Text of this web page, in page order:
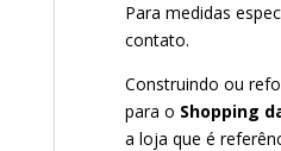
Para medidas
contato.
Construindo ou
para o Shopping
a loja que é